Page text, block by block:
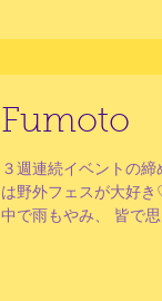
Fumoto
３週連続イベントの
は野外フェスが大好
中で雨もやみ、 皆で